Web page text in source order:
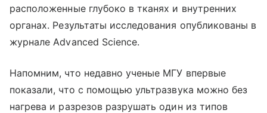
расположенные глубоко в тканях и внутренних
органах. Результаты исследования опубликованы в
журнале Advanced Science.
Напомним, что недавно ученые МГУ впервые
показали, что с помощью ультразвука можно без
нагрева и разрезов разрушать один из типов